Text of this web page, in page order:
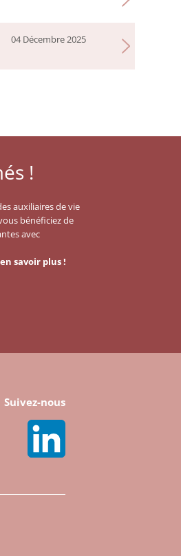
04 Décembre 2025
!
auxiliaires de vie
bénéficiez de
avec
savoir plus !
Suivez-nous